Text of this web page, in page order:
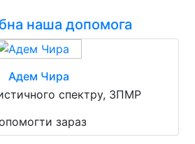
наша допомога
Адем Чира
спектру, ЗПМР
зараз